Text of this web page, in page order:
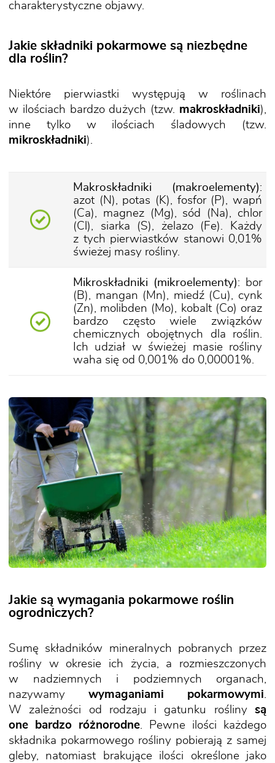
charakterystyczne objawy.
Jakie składniki pokarmowe są niezbędne
dla roślin?
Niektóre pierwiastki występują w roślinach
w ilościach bardzo dużych (tzw. makroskładniki),
inne tylko w ilościach śladowych (tzw.
mikroskładniki).
Makroskładniki (makroelementy):
azot (N), potas (K), fosfor (P), wapń
(Ca), magnez (Mg), sód (Na), chlor
(Cl), siarka (S), żelazo (Fe). Każdy
z tych pierwiastków stanowi 0,01%
świeżej masy rośliny.
Mikroskładniki (mikroelementy): bor
(B), mangan (Mn), miedź (Cu), cynk
(Zn), molibden (Mo), kobalt (Co) oraz
bardzo często wiele związków
chemicznych obojętnych dla roślin.
Ich udział w świeżej masie rośliny
waha się od 0,001% do 0,00001%.
Jakie są wymagania pokarmowe roślin
ogrodniczych?
Sumę składników mineralnych pobranych przez
rośliny w okresie ich życia, a rozmieszczonych
w nadziemnych i podziemnych organach,
nazywamy wymaganiami pokarmowymi.
W zależności od rodzaju i gatunku rośliny są
one bardzo różnorodne. Pewne ilości każdego
składnika pokarmowego rośliny pobierają z samej
gleby, natomiast brakujące ilości określone jako